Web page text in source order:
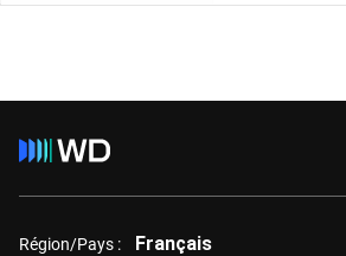
Région/Pays : Français